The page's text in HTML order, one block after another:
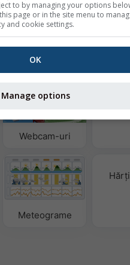
Mai multe date meteo
Webcam-uri
Meteograme
to by managing your options
page or in the site menu to
and cookie settings.
OK
Manage options